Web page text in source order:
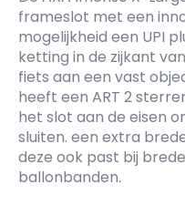
frameslot met een
mogelijkheid een UPI
ketting in de zijkant
fiets aan een vast
heeft een ART 2
het slot aan de eisen
sluiten. een extra
deze ook past bij
ballonbanden.